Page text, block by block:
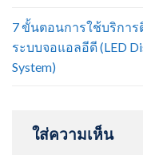
7 ขั้นตอนการใช้บริการ
ระบบจอแอลอีดี (LED
System)
ใส่ความเห็น